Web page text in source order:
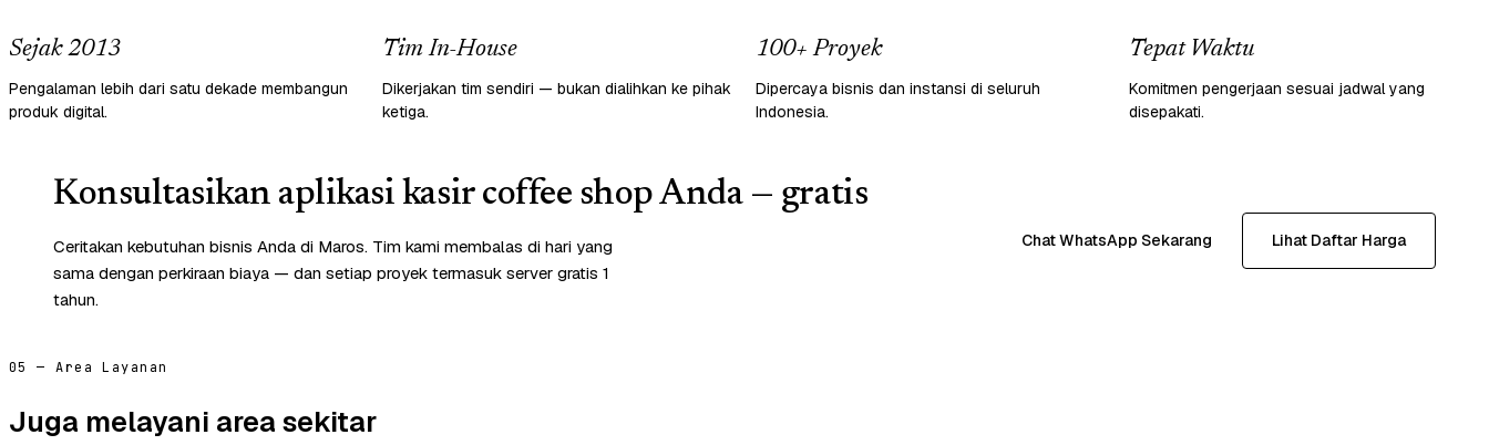
Sejak 2013
Pengalaman lebih dari satu dekade membangun
produk digital.
Tim In-House
Dikerjakan tim sendiri — bukan dialihkan ke pihak
ketiga.
100+ Proyek
Dipercaya bisnis dan instansi di seluruh
Indonesia.
Tepat Waktu
Komitmen pengerjaan sesuai jadwal yang
disepakati.
Konsultasikan aplikasi kasir coffee shop Anda — gratis
Ceritakan kebutuhan bisnis Anda di Maros. Tim kami membalas di hari yang
sama dengan perkiraan biaya — dan setiap proyek termasuk server gratis 1
tahun.
Chat WhatsApp Sekarang Lihat Daftar Harga
05 — Area Layanan
Juga melayani area sekitar